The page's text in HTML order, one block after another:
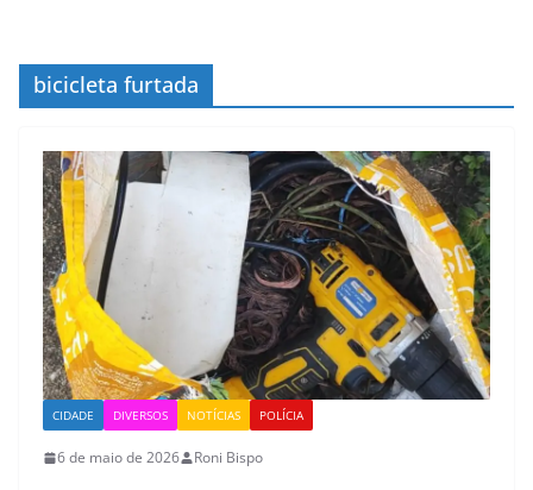
bicicleta furtada
CIDADE DIVERSOS NOTÍCIAS POLÍCIA
6 de maio de 2026 Roni Bispo